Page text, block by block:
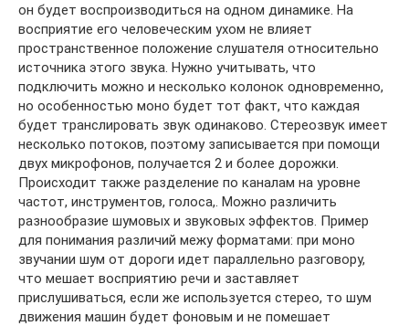
он будет воспроизводиться на одном динамике. На
восприятие его человеческим ухом не влияет
пространственное положение слушателя относительно
источника этого звука. Нужно учитывать, что
подключить можно и несколько колонок одновременно,
но особенностью моно будет тот факт, что каждая
будет транслировать звук одинаково. Стереозвук имеет
несколько потоков, поэтому записывается при помощи
двух микрофонов, получается 2 и более дорожки.
Происходит также разделение по каналам на уровне
частот, инструментов, голоса,. Можно различить
разнообразие шумовых и звуковых эффектов. Пример
для понимания различий межу форматами: при моно
звучании шум от дороги идет параллельно разговору,
что мешает восприятию речи и заставляет
прислушиваться, если же используется стерео, то шум
движения машин будет фоновым и не помешает